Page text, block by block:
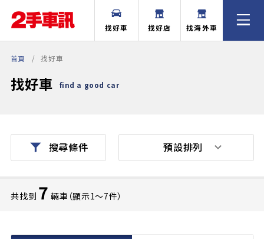
找好車 找好店 找海外車
首頁 找好車
找好車 find a good car
搜尋條件
共找到 7 輛車（顯示1〜7件）
預設排列